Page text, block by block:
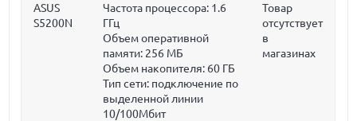
ASUS
S5200N
Частота процессора: 1.6
ГГц
Объем оперативной
памяти: 256 МБ
Объем накопителя: 60 ГБ
Тип сети: подключение по
выделенной линии
10/100Мбит
Товар
отсутствует
в
магазинах